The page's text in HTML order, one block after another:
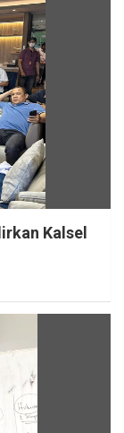
Kalsel